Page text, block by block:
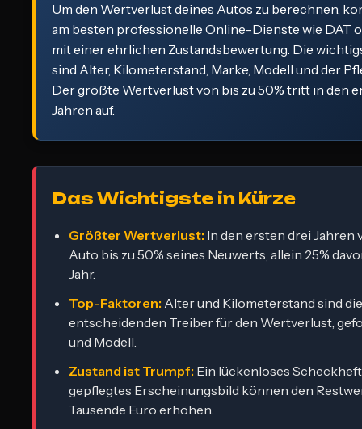
Um den Wertverlust deines Autos zu berechnen,
am besten professionelle Online-Dienste wie DAT
mit einer ehrlichen Zustandsbewertung. Die
sind Alter, Kilometerstand, Marke, Modell und der
Der größte Wertverlust von bis zu 50% tritt in den
Jahren auf.
Das Wichtigste in Kürze
Größter Wertverlust: In den ersten drei Jahren
Auto bis zu 50% seines Neuwerts, allein 25%
Jahr.
Top-Faktoren: Alter und Kilometerstand sind die
entscheidenden Treiber für den Wertverlust,
und Modell.
Zustand ist Trumpf: Ein lückenloses
gepflegtes Erscheinungsbild können den
Tausende Euro erhöhen.